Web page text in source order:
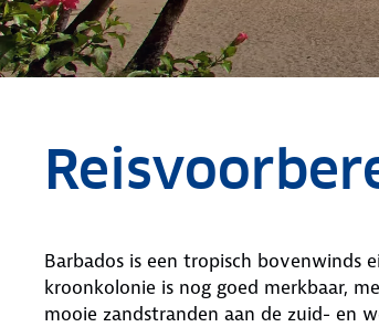
Barbados is een tropisch bovenwinds
kroonkolonie is nog goed merkbaar,
mooie zandstranden aan de zuid- en